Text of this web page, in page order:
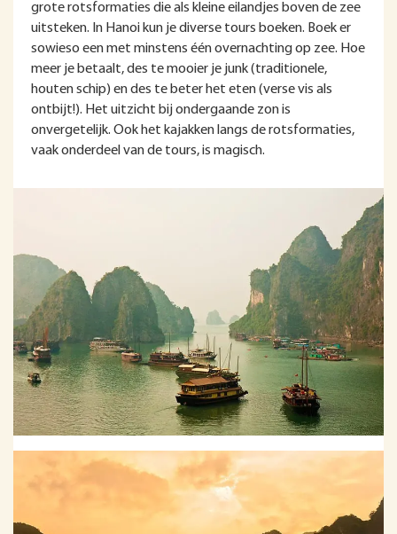
grote rotsformaties die als kleine eilandjes boven de zee
uitsteken. In Hanoi kun je diverse tours boeken. Boek er
sowieso een met minstens één overnachting op zee. Hoe
meer je betaalt, des te mooier je junk (traditionele,
houten schip) en des te beter het eten (verse vis als
ontbijt!). Het uitzicht bij ondergaande zon is
onvergetelijk. Ook het kajakken langs de rotsformaties,
vaak onderdeel van de tours, is magisch.